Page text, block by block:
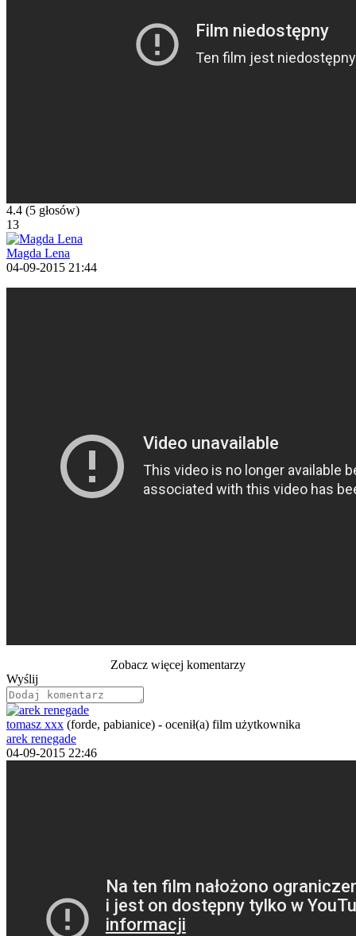
4.4 (5 głosów)
13
Magda Lena
04-09-2015 21:44
Zobacz więcej komentarzy
Wyślij
tomasz xxx (forde, pabianice) - ocenił(a) film użytkownika
arek renegade
04-09-2015 22:46